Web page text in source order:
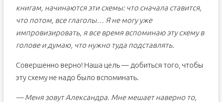
книгам, начинаются эти схемы: что сначала ставится,
что потом, все глаголы… Я не могу уже
импровизировать, я все время вспоминаю эту схему в
голове и думаю, что нужно туда подставлять.
Совершенно верно! Наша цель — добиться того, чтобы
эту схему не надо было вспоминать.
— Меня зовут Александра. Мне мешает наверно то,